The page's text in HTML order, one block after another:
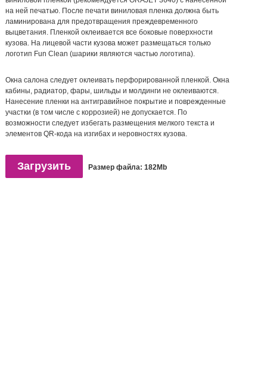
на ней печатью. После печати виниловая пленка должна быть
ламинирована для предотвращения преждевременного
выцветания. Пленкой оклеивается все боковые поверхности
кузова. На лицевой части кузова может размещаться только
логотип Fun Clean (шарики являются частью логотипа).
Окна салона следует оклеивать перфорированной пленкой. Окна
кабины, радиатор, фары, шильды и молдинги не оклеиваются.
Нанесение пленки на антигравийное покрытие и поврежденные
участки (в том числе с коррозией) не допускается. По
возможности следует избегать размещения мелкого текста и
элементов QR-кода на изгибах и неровностях кузова.
Загрузить Размер файла: 182Mb